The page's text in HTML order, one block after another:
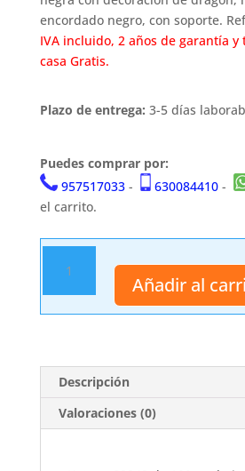
encordado negro, con soporte.
IVA incluido, 2 años de garantía y
casa Gratis.
Plazo de entrega: 3-5 días
Puedes comprar por:
957517033- 630084410-
el carrito.
100
cm
acero,
vaina
negra
Añadir al
Descripción
Valoraciones (0)